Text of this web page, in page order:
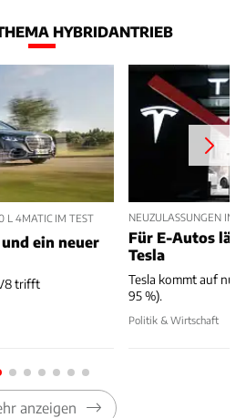
HYBRIDANTRIEB
L 4MATIC IM TEST
ein neuer
trifft
NEUZULASSUNGEN IM
Für E-Autos
Tesla
Tesla kommt auf nur
95 %).
Politik & Wirtschaft
anzeigen